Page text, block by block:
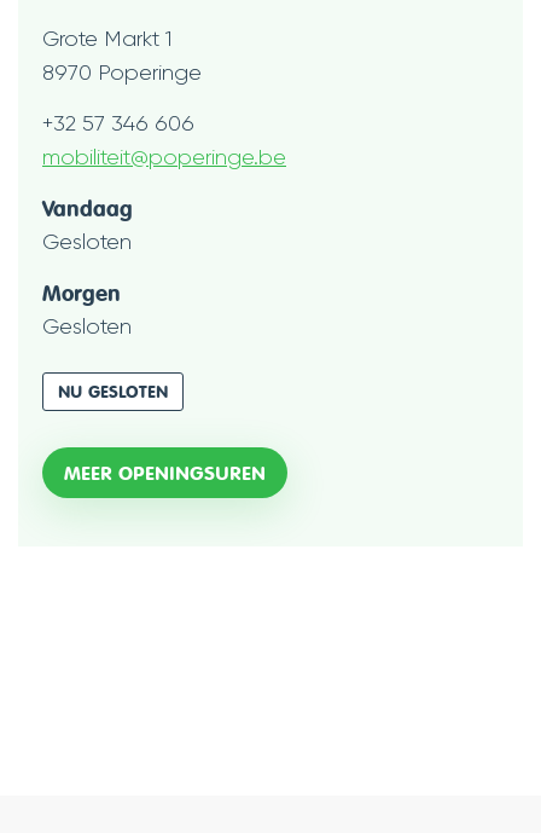
Adres
Grote Markt 1
,8970 Poperinge
Tel.
+32 57 346 606
E-
mobiliteit@poperinge.be
Openingsuren
Vandaag
Gesloten
Morgen
Gesloten
NU GESLOTEN
MEER OPENINGSUREN MOBILITEIT